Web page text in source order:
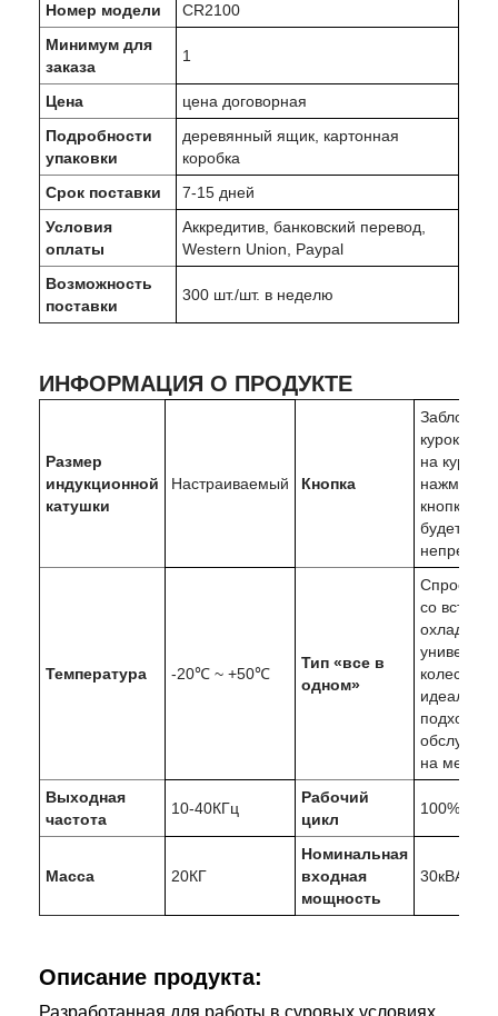
Номер модели
CR2100
Минимум для
заказа
1
Цена
цена договорная
Подробности
упаковки
деревянный ящик, картонная
коробка
Срок поставки
7-15 дней
Условия
оплаты
Аккредитив, банковский перевод,
Western Union, Paypal
Возможность
поставки
300 шт./шт. в неделю
ИНФОРМАЦИЯ О ПРОДУКТЕ
Размер
индукционной
катушки
Настраиваемый Кнопка
курок
на курок и
нажмите
кнопку),
будет
Температура -20℃ ~ +50℃
Тип «все в
одном»
со
колесами,
идеально
подходит
на месте.
Выходная
частота
10-40КГц
Рабочий
цикл
100%
Масса 20КГ
Номинальная
входная
мощность
30кВА
Описание продукта:
Разработанная для работы в суровых условиях,